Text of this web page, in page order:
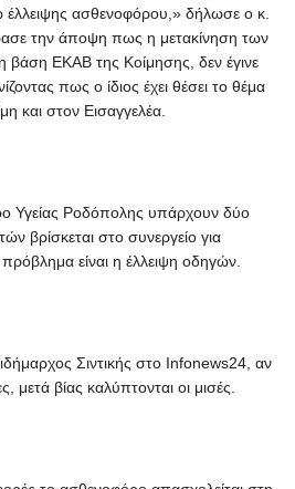
έλλειψης ασθενοφόρου,» δήλωσε ο κ.
την άποψη πως η μετακίνηση των
ΕΚΑΒ της Κοίμησης, δεν έγινε
πως ο ίδιος έχει θέσει το θέμα
και στον Εισαγγελέα.
Υγείας Ροδόπολης υπάρχουν δύο
βρίσκεται στο συνεργείο για
είναι η έλλειψη οδηγών.
Σιντικής στο Infonews24, αν
μετά βίας καλύπτονται οι μισές.